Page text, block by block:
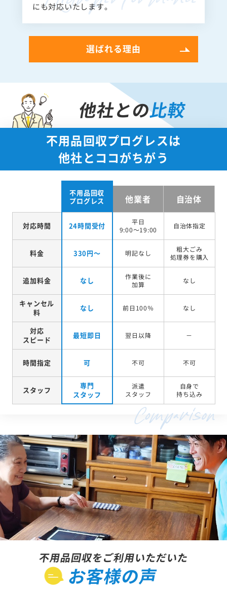
にも対応いたします。
選ばれる理由
他社との比較
不用品回収プログレスは
他社とココがちがう
不用品回収
プログレス
他業者 自治体
対応時間 24時間受付
平日
9:00～19:00
自治体指定
料金 330円～ 明記なし
粗大ごみ
処理券を購入
追加料金 なし
作業後に
加算
なし
キャンセル
料
なし 前日100％ なし
対応
スピード
最短即日 翌日以降 －
時間指定 可 不可 不可
スタッフ
専門
スタッフ
派遣
スタッフ
自身で
持ち込み
不用品回収をご利用いただいた
お客様の声